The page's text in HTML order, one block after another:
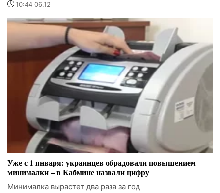
10:44 06.12
Уже с 1 января: украинцев обрадовали повышением
минималки – в Кабмине назвали цифру
Минималка вырастет два раза за год